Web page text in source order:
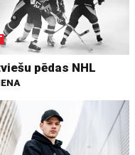
pēdas NHL